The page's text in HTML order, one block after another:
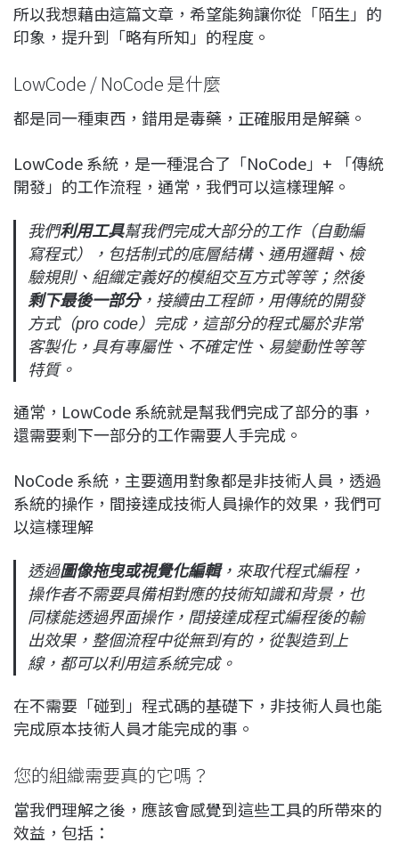
所以我想藉由這篇文章，希望能夠讓你從「陌生」的
印象，提升到「略有所知」的程度。
LowCode / NoCode 是什麼
都是同一種東西，錯用是毒藥，正確服用是解藥。
LowCode 系統，是一種混合了「NoCode」+ 「傳統
開發」的工作流程，通常，我們可以這樣理解。
我們利用工具幫我們完成大部分的工作（自動編
寫程式），包括制式的底層結構、通用邏輯、檢
驗規則、組織定義好的模組交互方式等等；然後
剩下最後一部分，接續由工程師，用傳統的開發
方式（pro code）完成，這部分的程式屬於非常
客製化，具有專屬性、不確定性、易變動性等等
特質。
通常，LowCode 系統就是幫我們完成了部分的事，
還需要剩下一部分的工作需要人手完成。
NoCode 系統，主要適用對象都是非技術人員，透過
系統的操作，間接達成技術人員操作的效果，我們可
以這樣理解
透過圖像拖曳或視覺化編輯，來取代程式編程，
操作者不需要具備相對應的技術知識和背景，也
同樣能透過界面操作，間接達成程式編程後的輸
出效果，整個流程中從無到有的，從製造到上
線，都可以利用這系統完成。
在不需要「碰到」程式碼的基礎下，非技術人員也能
完成原本技術人員才能完成的事。
您的組織需要真的它嗎？
當我們理解之後，應該會感覺到這些工具的所帶來的
效益，包括：